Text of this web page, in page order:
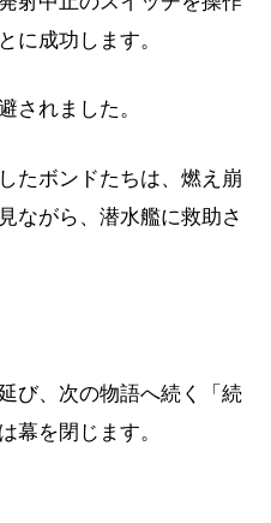
に成功します。
されました。
たボンドたちは、燃え崩
ながら、潜水艦に救助さ
び、次の物語へ続く「続
幕を閉じます。